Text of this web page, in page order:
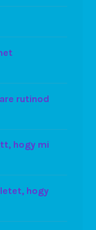
rutinod
hogy mi
hogy